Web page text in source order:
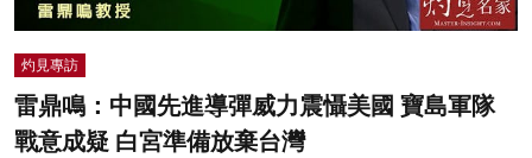
灼見專訪
雷鼎鳴：中國先進導彈威力震懾美國 寶島軍隊
戰意成疑 白宮準備放棄台灣